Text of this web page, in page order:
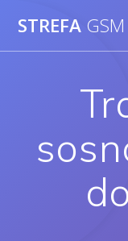
STREFA GSM